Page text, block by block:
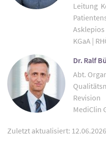
Leitung
Asklepios
KGaA |
Dr. Ralf
Abt.
Revision
MediClin
Zuletzt aktualisiert: 12.06.2026